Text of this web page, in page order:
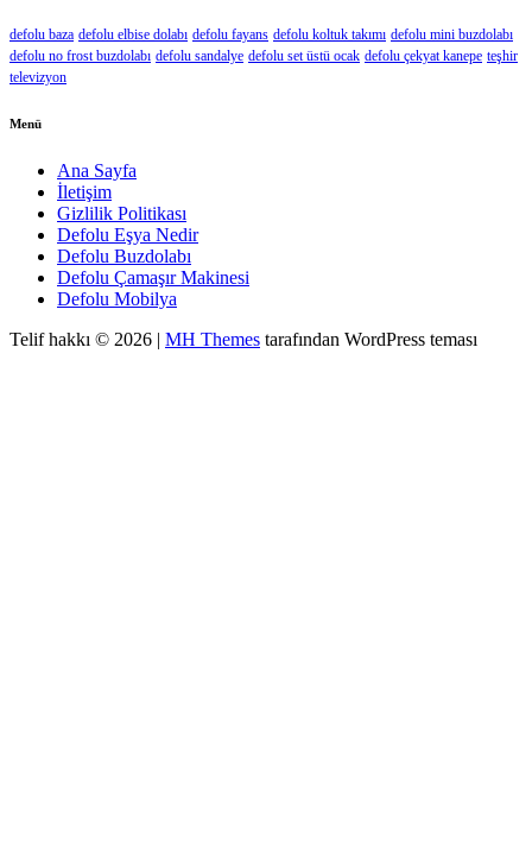
defolu baza defolu elbise dolabı defolu fayans defolu koltuk takımı defolu mini buzdolabı
defolu no frost buzdolabı defolu sandalye defolu set üstü ocak defolu çekyat kanepe teşhir
televizyon
Menü
Ana Sayfa
İletişim
Gizlilik Politikası
Defolu Eşya Nedir
Defolu Buzdolabı
Defolu Çamaşır Makinesi
Defolu Mobilya
Telif hakkı © 2026 | MH Themes tarafından WordPress teması